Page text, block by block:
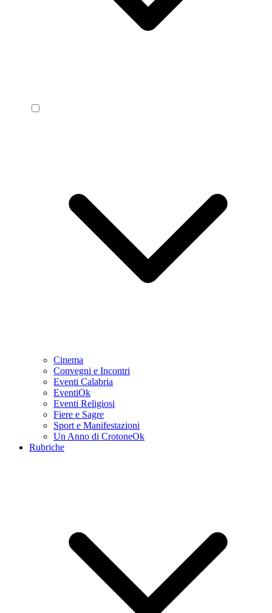
Cinema
Convegni e Incontri
Eventi Calabria
EventiOk
Eventi Religiosi
Fiere e Sagre
Sport e Manifestazioni
Un Anno di CrotoneOk
Rubriche